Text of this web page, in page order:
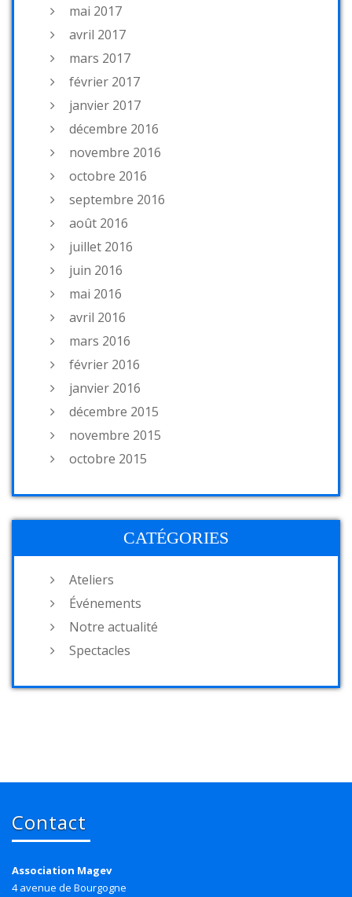
mai 2017
avril 2017
mars 2017
février 2017
janvier 2017
décembre 2016
novembre 2016
octobre 2016
septembre 2016
août 2016
juillet 2016
juin 2016
mai 2016
avril 2016
mars 2016
février 2016
janvier 2016
décembre 2015
novembre 2015
octobre 2015
CATÉGORIES
Ateliers
Événements
Notre actualité
Spectacles
Contact
Association Magev
4 avenue de Bourgogne